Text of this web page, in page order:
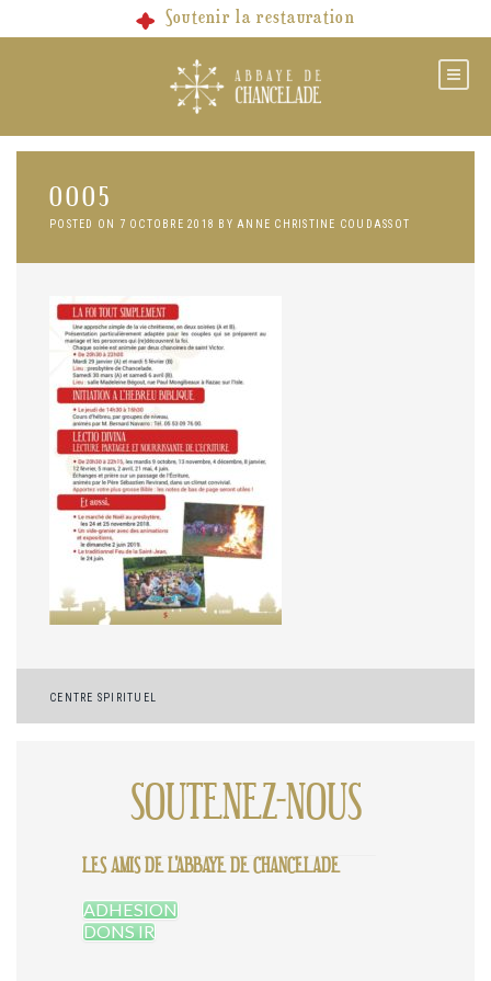
Soutenir la restauration
0005
POSTED ON 7 OCTOBRE 2018 BY ANNE CHRISTINE COUDASSOT
Navigation
l’article
CENTRE SPIRITUEL
SOUTENEZ-NOUS
LES AMIS DE L'ABBAYE DE CHANCELADE
ADHESION
DONS IR